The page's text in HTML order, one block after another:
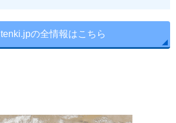
tenki.jpの全情報はこちら